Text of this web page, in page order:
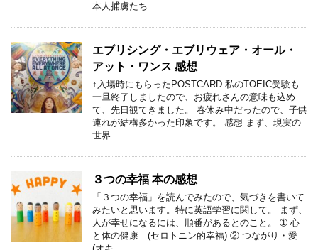
本人捕虜たち …
エブリシング・エブリウェア・オール・
アット・ワンス 感想
↑入場時にもらったPOSTCARD 私のTOEIC受験も
一旦終了しましたので、お疲れさんの意味も込め
て、先日観てきました。 春休み中だったので、子供
連れが結構多かった印象です。 感想 まず、現実の
世界 …
３つの幸福 本の感想
「３つの幸福」を読んでみたので、気づきを書いて
みたいと思います。特に英語学習に関して。 まず、
人が幸せになるには、順番があるとのこと。 ➀ 心
と体の健康 (セロトニン的幸福) ② つながり・愛